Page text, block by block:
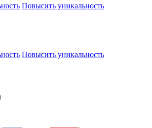
Повысить уникальность
Повысить уникальность